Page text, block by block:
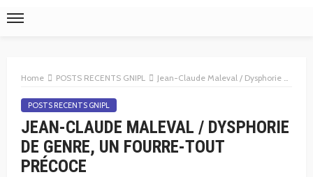
Home POSTS RECENTS GNIPL Jean-Claude Maleval / Dysphorie de genre, un fourre-tout précoce
POSTS RECENTS GNIPL
JEAN-CLAUDE MALEVAL / DYSPHORIE
DE GENRE, UN FOURRE-TOUT
PRÉCOCE